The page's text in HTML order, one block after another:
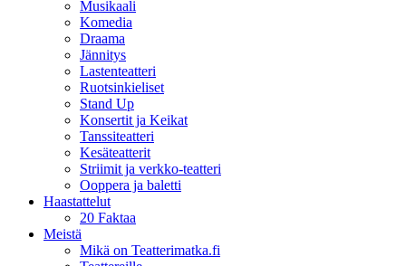
Musikaali
Komedia
Draama
Jännitys
Lastenteatteri
Ruotsinkieliset
Stand Up
Konsertit ja Keikat
Tanssiteatteri
Kesäteatterit
Striimit ja verkko-teatteri
Ooppera ja baletti
Haastattelut
20 Faktaa
Meistä
Mikä on Teatterimatka.fi